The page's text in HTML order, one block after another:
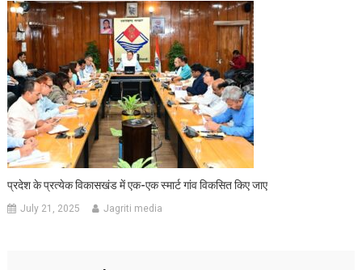
प्रदेश के प्रत्येक विकासखंड में एक-एक स्मार्ट गांव विकसित किए जाए
July 21, 2025 Jagriti media